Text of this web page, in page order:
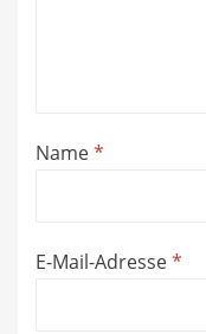
Name*
E-Mail-Adresse*